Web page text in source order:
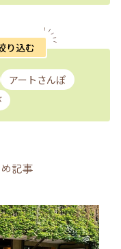
り込む
アートさんぽ
記事